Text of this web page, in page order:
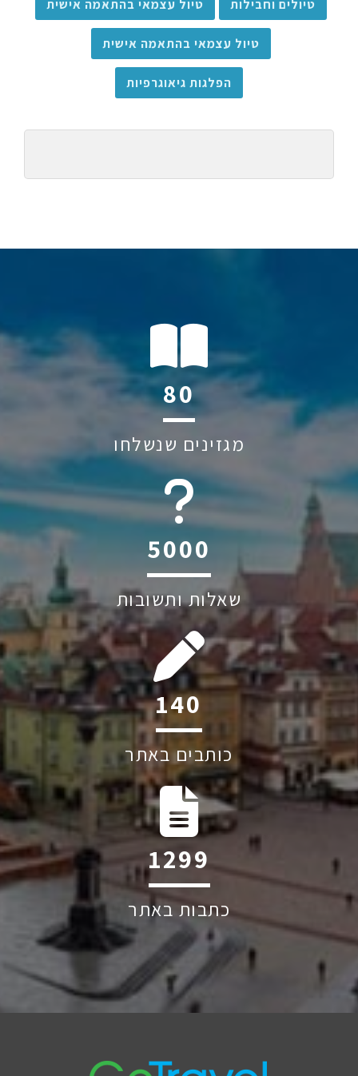
טיולים וחבילות טיול עצמאי בהתאמה אישית
טיול עצמאי בהתאמה אישית
הפלגות גיאוגרפיות
114
מגזינים שנשלחו
6045
שאלות ותשובות
200
כותבים באתר
1863
כתבות באתר